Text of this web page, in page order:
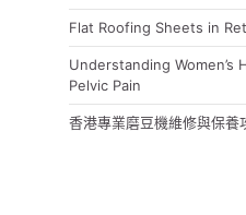
Flat Roofing Sheets in
Understanding
Pelvic Pain
香港專業磨豆機維修與保